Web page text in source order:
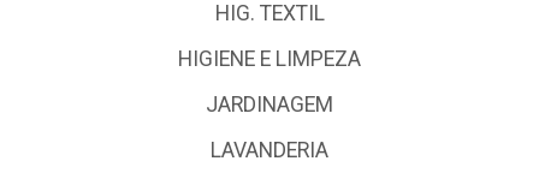
HIG. TEXTIL
HIGIENE E LIMPEZA
JARDINAGEM
LAVANDERIA